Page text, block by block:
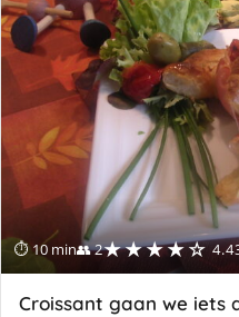
⏱ 10 min👥 2★★★★☆
Croissant gaan we iets